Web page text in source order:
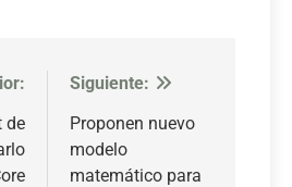
de
Siguiente:
Proponen nuevo
modelo
matemático para